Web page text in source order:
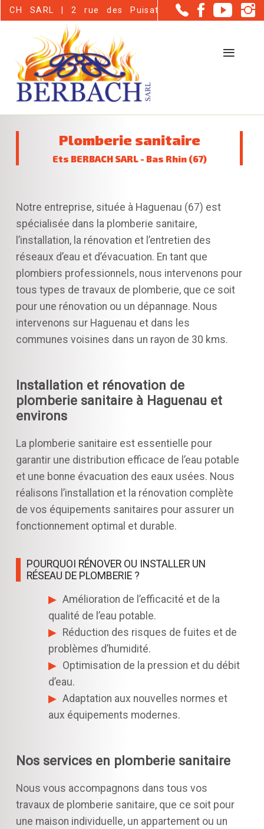
| 2 rue des Puisatiers - Haguenau (67500)
Plomberie sanitaire
Ets BERBACH SARL - Bas Rhin (67)
Notre entreprise, située à Haguenau (67) est
spécialisée dans la plomberie sanitaire,
l’installation, la rénovation et l’entretien des
réseaux d’eau et d’évacuation. En tant que
plombiers professionnels, nous intervenons pour
tous types de travaux de plomberie, que ce soit
pour une rénovation ou un dépannage. Nous
intervenons sur Haguenau et dans les
communes voisines dans un rayon de 30 kms.
Installation et rénovation de
plomberie sanitaire à Haguenau et
environs
La plomberie sanitaire est essentielle pour
garantir une distribution efficace de l’eau potable
et une bonne évacuation des eaux usées. Nous
réalisons l’installation et la rénovation complète
de vos équipements sanitaires pour assurer un
fonctionnement optimal et durable.
POURQUOI RÉNOVER OU INSTALLER UN
RÉSEAU DE PLOMBERIE ?
Amélioration de l’efficacité et de la
qualité de l’eau potable.
Réduction des risques de fuites et de
problèmes d’humidité.
Optimisation de la pression et du débit
d’eau.
Adaptation aux nouvelles normes et
aux équipements modernes.
Nos services en plomberie sanitaire
Nous vous accompagnons dans tous vos
travaux de plomberie sanitaire, que ce soit pour
une maison individuelle, un appartement ou un
Panneau de gestion des cookies